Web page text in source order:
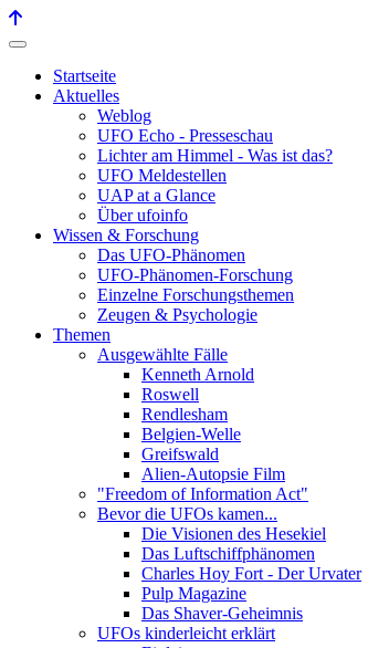
Startseite
Aktuelles
Weblog
UFO Echo - Presseschau
Lichter am Himmel - Was ist das?
UFO Meldestellen
UAP at a Glance
Über ufoinfo
Wissen & Forschung
Das UFO-Phänomen
UFO-Phänomen-Forschung
Einzelne Forschungsthemen
Zeugen & Psychologie
Themen
Ausgewählte Fälle
Kenneth Arnold
Roswell
Rendlesham
Belgien-Welle
Greifswald
Alien-Autopsie Film
"Freedom of Information Act"
Bevor die UFOs kamen...
Die Visionen des Hesekiel
Das Luftschiffphänomen
Charles Hoy Fort - Der Urvater
Pulp Magazine
Das Shaver-Geheimnis
UFOs kinderleicht erklärt